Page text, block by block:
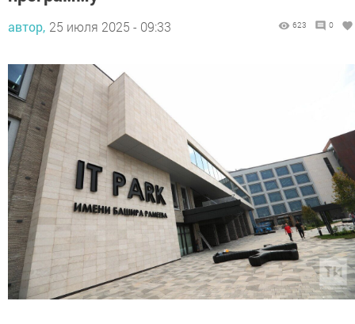
автор, 25 июля 2025 - 09:33 623 0